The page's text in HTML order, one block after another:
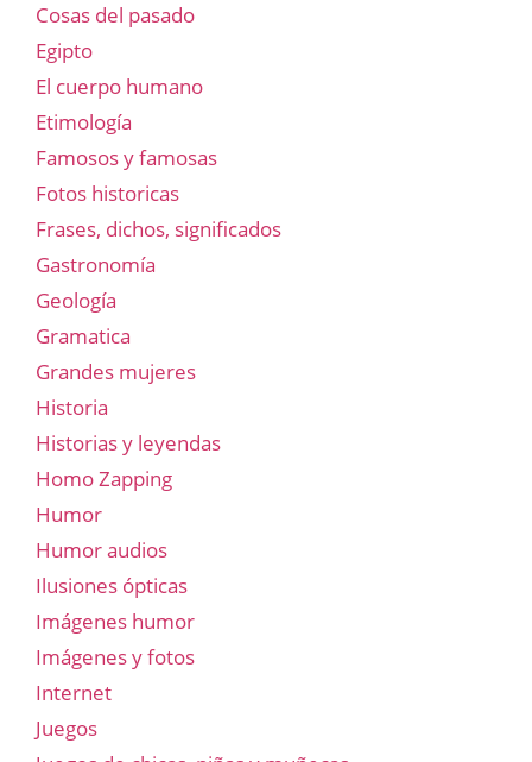
Cosas del pasado
Egipto
El cuerpo humano
Etimología
Famosos y famosas
Fotos historicas
Frases, dichos, significados
Gastronomía
Geología
Gramatica
Grandes mujeres
Historia
Historias y leyendas
Homo Zapping
Humor
Humor audios
Ilusiones ópticas
Imágenes humor
Imágenes y fotos
Internet
Juegos